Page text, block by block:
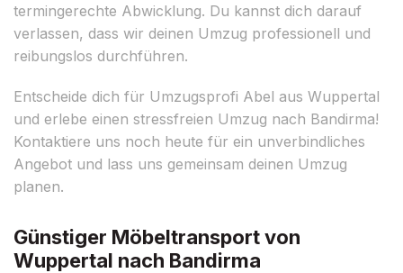
termingerechte Abwicklung. Du kannst dich darauf
verlassen, dass wir deinen Umzug professionell und
reibungslos durchführen.
Entscheide dich für Umzugsprofi Abel aus Wuppertal
und erlebe einen stressfreien Umzug nach Bandirma!
Kontaktiere uns noch heute für ein unverbindliches
Angebot und lass uns gemeinsam deinen Umzug
planen.
Günstiger Möbeltransport von
Wuppertal nach Bandirma